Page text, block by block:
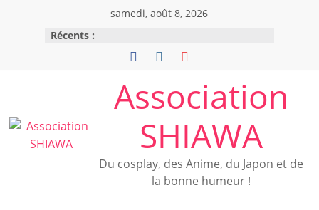
samedi, août 8, 2026
Récents :
Association
SHIAWA
Du cosplay, des Anime, du Japon et de
la bonne humeur !